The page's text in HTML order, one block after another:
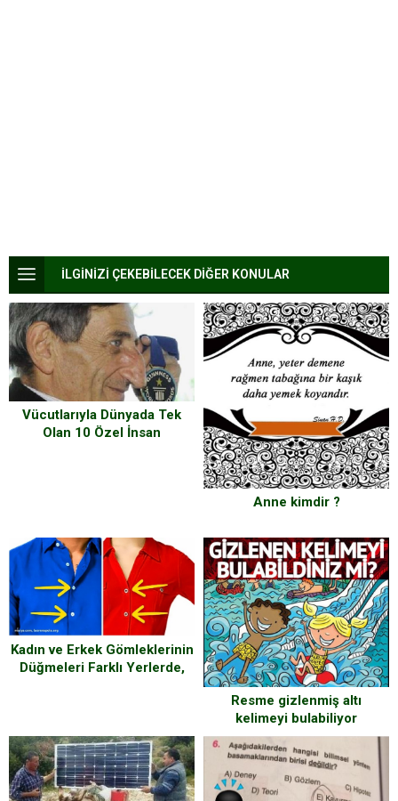
İLGİNİZİ ÇEKEBİLECEK DİĞER KONULAR
Vücutlarıyla Dünyada Tek
Olan 10 Özel İnsan
Anne kimdir ?
Kadın ve Erkek Gömleklerinin
Düğmeleri Farklı Yerlerde,
Resme gizlenmiş altı
kelimeyi bulabiliyor
musunuz?